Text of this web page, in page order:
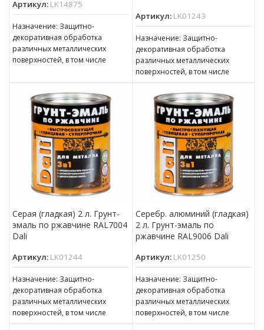
Артикул: LK14875
Назначение: Защитно-
декоративная обработка
различных металлических
поверхностей, в том числе
сплошной коррозией c
толщиной ржавчины до 100 мкм
Артикул: LK01243
Назначение: Защитно-
декоративная обработка
различных металлических
поверхностей, в том числе
пораженных точечной или
сплошной коррозией c
толщиной ржавчины до 100 мкм
Серая (гладкая) 2 л. Грунт-
эмаль по ржавчине RAL7004
Dali
Артикул: LK01244
Назначение: Защитно-
декоративная обработка
различных металлических
поверхностей, в том числе
пораженных точечной или
Серебр. алюминий (гладкая)
2 л. Грунт-эмаль по
ржавчине RAL9006 Dali
Артикул: LK01250
Назначение: Защитно-
декоративная обработка
различных металлических
поверхностей, в том числе
пораженных точечной или